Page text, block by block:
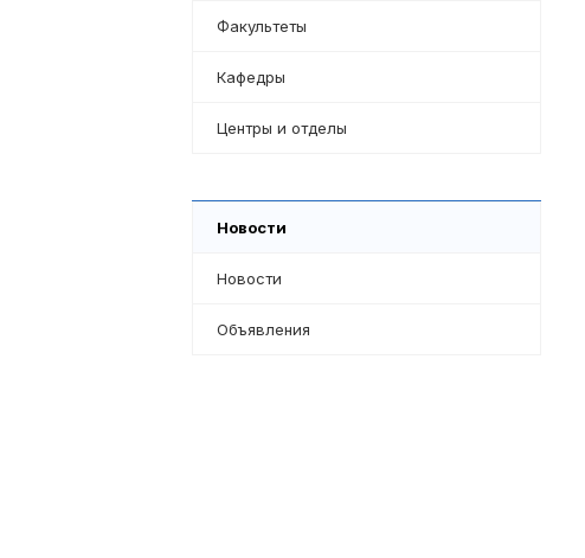
Факультеты
Кафедры
Центры и отделы
Новости
Новости
Объявления